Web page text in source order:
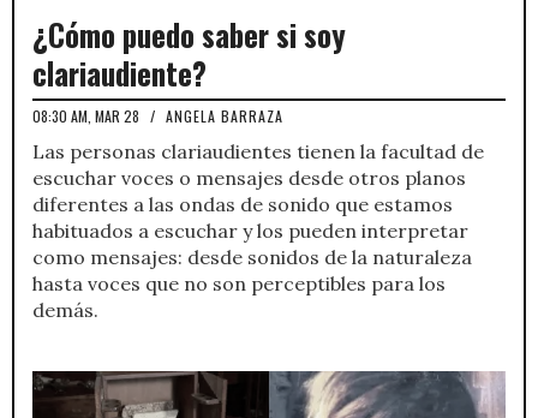
¿Cómo puedo saber si soy
clariaudiente?
08:30 AM, MAR 28 / ANGELA BARRAZA
Las personas clariaudientes tienen la facultad de
escuchar voces o mensajes desde otros planos
diferentes a las ondas de sonido que estamos
habituados a escuchar y los pueden interpretar
como mensajes: desde sonidos de la naturaleza
hasta voces que no son perceptibles para los
demás.